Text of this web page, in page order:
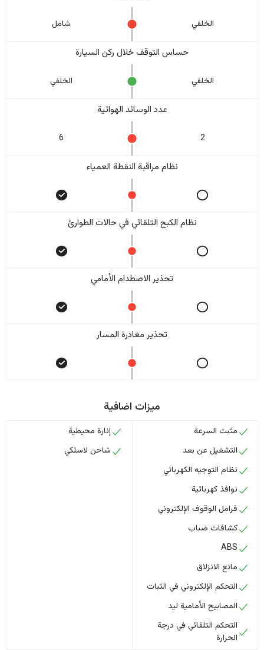
الخلفي شامل
حساس التوقف خلال ركن السيارة
الخلفي الخلفي
عدد الوسائد الهوائية
2
6
نظام مراقبة النقطة العمياء
نظام الكبح التلقائي في حالات الطوارئ
تحذير الاصطدام الأمامي
تحذير مغادرة المسار
ميزات اضافية
مثبت السرعة
التشغيل عن بعد
نظام التوجيه الكهربائي
نوافذ كهربائية
فرامل الوقوف الإلكتروني
كشافات ضباب
ABS
مانع الانزلاق
التحكم الإلكتروني في الثبات
المصابيح الأمامية ليد
التحكم التلقائي في درجة
الحرارة
إنارة محيطية
شاحن لاسلكي